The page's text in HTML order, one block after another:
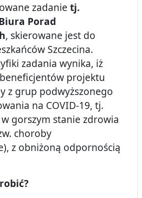
zadanie tj.
Porad
, skierowane jest do
Szczecina.
zadania wynika, iż
projektu
z grup podwyższonego
na COVID-19, tj.
gorszym stanie zdrowia
choroby
z obniżoną odpornością